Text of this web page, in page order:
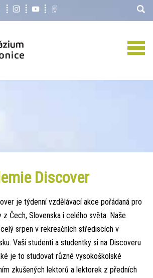
Discover
je týdenní vzdělávací akce pořádaná pro
Čech, Slovenska i celého světa. Naše
srpen v rekreačních střediscích v
Vaši studenti a studentky si na Discoveru
je to studovat různé vysokoškolské
zkušených lektorů a lektorek z předních